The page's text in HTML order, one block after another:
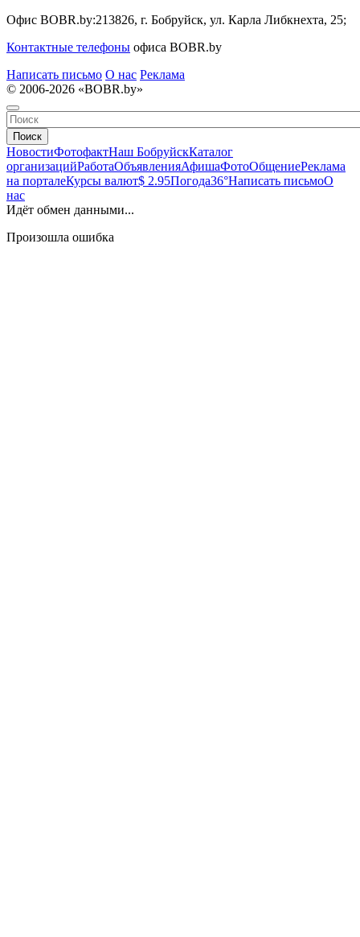
Офис BOBR.by:213826, г. Бобруйск, ул. Карла Либкнехта, 25;
Контактные телефоны офиса BOBR.by
Написать письмо О нас Реклама
© 2006-2026 «BOBR.by»
Поиск
НовостиФотофактНаш БобруйскКаталог
организацийРаботаОбъявленияАфишаФотоОбщениеРеклама
на порталеКурсы валют$ 2.95Погода36°Написать письмоО
нас
Идёт обмен данными...
Произошла ошибка